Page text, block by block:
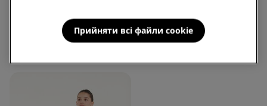
Легінси-Капрі з Однотонної
Бавовни для Дівчаток
Легінси-Капрі з Однотонної
Бавовни для Дівчаток
469,00 грн.
Прийняти всі файли сookie